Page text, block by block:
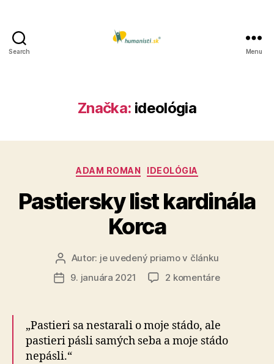
Search Menu
Značka: ideológia
Kategórie
ADAM ROMAN IDEOLÓGIA
Pastiersky list kardinála
Korca
Autor
článku
Autor: je uvedený priamo v článku
Dátum
9. januára 2021 2 komentárena
Korca
„Pastieri sa nestarali o moje stádo, ale
pastieri pásli samých seba a moje stádo
nepásli.“